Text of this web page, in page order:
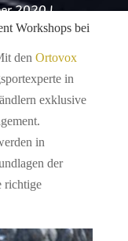
2020|
Workshops bei
den Ortovox
in
exklusive
in
der
richtige